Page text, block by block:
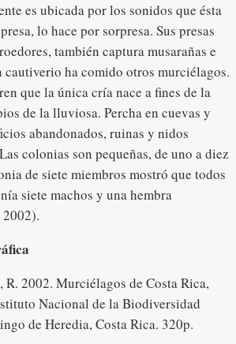
es ubicada por los sonidos que ésta
lo hace por sorpresa. Sus presas
también captura musarañas e
cautiverio ha comido otros murciélagos.
que la única cría nace a fines de la
de la lluviosa. Percha en cuevas y
abandonados, ruinas y nidos
colonias son pequeñas, de uno a diez
de siete miembros mostró que todos
siete machos y una hembra
R. 2002. Murciélagos de Costa Rica,
Nacional de la Biodiversidad
de Heredia, Costa Rica. 320p.